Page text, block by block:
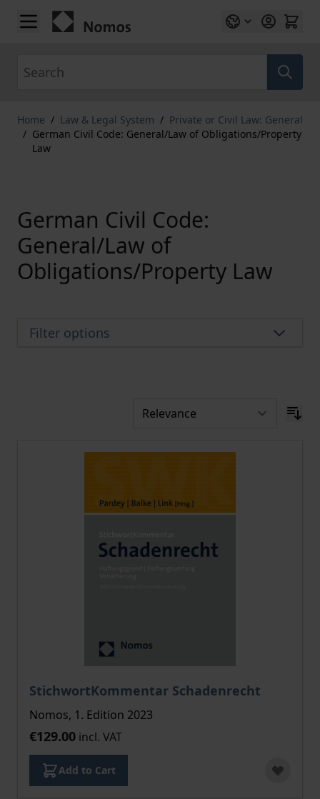
Skip to Content
Home / Law & Legal System / Private or Civil Law: General
/ German Civil Code: General/Law of Obligations/Property
Law
German Civil Code:
General/Law of
Obligations/Property Law
Filter options
StichwortKommentar Schadenrecht
Nomos, 1. Edition 2023
€129.00 incl. VAT
Add to Cart